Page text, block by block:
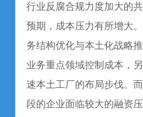
行业反腐合规力度加大的
预期，成本压力有所增大
务结构优化与本土化战略
业务重点领域控制成本，
速本土工厂的布局步伐。
段的企业面临较大的融资